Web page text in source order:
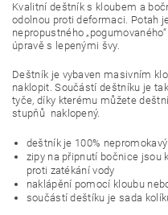
Kvalitní deštník s kloubem a
odolnou proti deformaci. Potah
nepropustného
úpravě s lepenými švy.
Deštník je vybaven masivním
naklopit. Součástí deštníku je
tyče, díky kterému můžete
stupňů naklopený.
deštník je 100% nepromokavý
zipy na připnutí bočnice jsou
proti zatékání vody
naklápění pomocí kloubu
součástí deštíku je sada